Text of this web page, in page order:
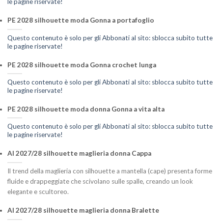
le pagine riservate!
PE 2028 silhouette moda Gonna a portafoglio
Questo contenuto è solo per gli Abbonati al sito: sblocca subito tutte
le pagine riservate!
PE 2028 silhouette moda Gonna crochet lunga
Questo contenuto è solo per gli Abbonati al sito: sblocca subito tutte
le pagine riservate!
PE 2028 silhouette moda donna Gonna a vita alta
Questo contenuto è solo per gli Abbonati al sito: sblocca subito tutte
le pagine riservate!
AI 2027/28 silhouette maglieria donna Cappa
Il trend della maglieria con silhouette a mantella (cape) presenta forme
fluide e drappeggiate che scivolano sulle spalle, creando un look
elegante e scultoreo.
AI 2027/28 silhouette maglieria donna Bralette